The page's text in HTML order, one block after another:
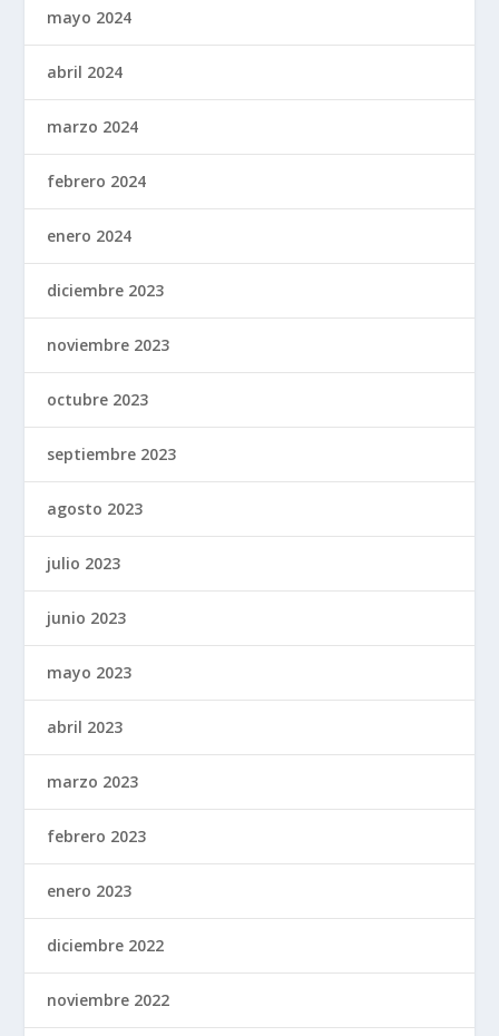
mayo 2024
abril 2024
marzo 2024
febrero 2024
enero 2024
diciembre 2023
noviembre 2023
octubre 2023
septiembre 2023
agosto 2023
julio 2023
junio 2023
mayo 2023
abril 2023
marzo 2023
febrero 2023
enero 2023
diciembre 2022
noviembre 2022